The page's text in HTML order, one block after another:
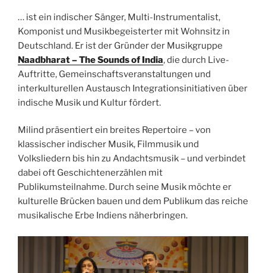
… ist ein indischer Sänger, Multi-Instrumentalist,
Komponist und Musikbegeisterter mit Wohnsitz in
Deutschland. Er ist der Gründer der Musikgruppe
Naadbharat – The Sounds of India, die durch Live-
Auftritte, Gemeinschaftsveranstaltungen und
interkulturellen Austausch Integrationsinitiativen über
indische Musik und Kultur fördert.
Milind präsentiert ein breites Repertoire – von
klassischer indischer Musik, Filmmusik und
Volksliedern bis hin zu Andachtsmusik – und verbindet
dabei oft Geschichtenerzählen mit
Publikumsteilnahme. Durch seine Musik möchte er
kulturelle Brücken bauen und dem Publikum das reiche
musikalische Erbe Indiens näherbringen.